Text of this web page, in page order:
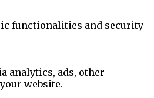
functionalities and security
analytics, ads, other
website.